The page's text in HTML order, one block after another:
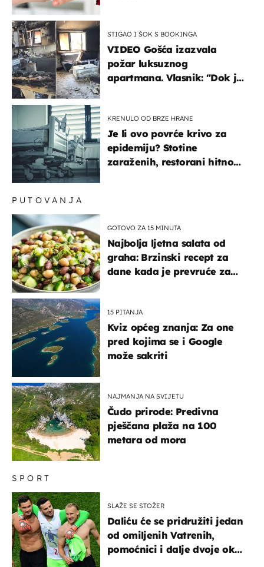
STIGAO I ŠOK S BOOKINGA
VIDEO Gošća izazvala
požar luksuznog
apartmana. Vlasnik: "Dok je
KRENULO OD BRZE HRANE
Je li ovo povrće krivo za
epidemiju? Stotine
zaraženih, restorani hitno
SPORT
SLAŽE SE STOŽER
Daliću će se pridružiti jedan
od omiljenih Vatrenih,
pomoćnici i dalje dvoje oko
PUTOVANJA
GOTOVO ZA 15 MINUTA
Najbolja ljetna salata od
graha: Brzinski recept za
dane kada je prevruće za
15 PITANJA
Kviz općeg znanja: Za one
pred kojima se i Google
može sakriti
NAJMANJA NA SVIJETU
Čudo prirode: Predivna
pješčana plaža na 100
metara od mora